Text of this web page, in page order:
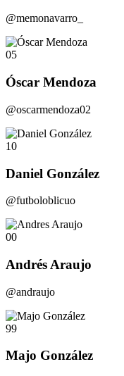
@memonavarro_
05
Óscar Mendoza
@oscarmendoza02
10
Daniel González
@futboloblicuo
00
Andrés Araujo
@andraujo
99
Majo González